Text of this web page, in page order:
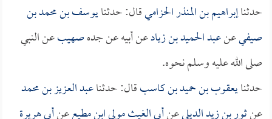
حدثناإبراهيم بن المنذر الحزاميقال: حدثنايوسف بن محمد بن
صيفيعنعبد الحميد بن زيادعن أبيه عن جدهصهيبعن النبي
صلى الله عليه وسلم نحوه.
حدثنايعقوب بن حميد بن كاسبقال: حدثناعبد العزيز بن محمد